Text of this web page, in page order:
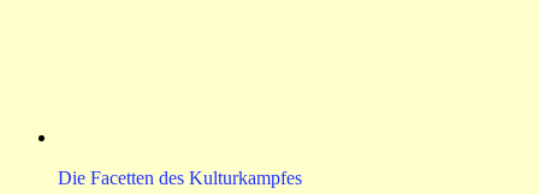
Die Facetten des Kulturkampfes